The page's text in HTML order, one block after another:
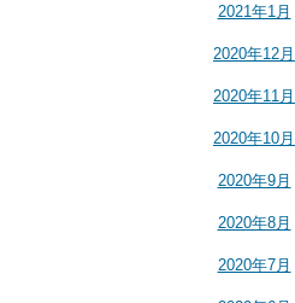
2021年1月
2020年12月
2020年11月
2020年10月
2020年9月
2020年8月
2020年7月